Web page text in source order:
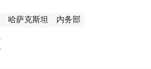
哈萨克斯坦 内务部